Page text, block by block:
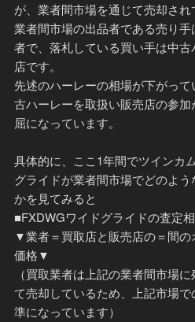
が、業者間市場を通じて売却され
業者間市場の出品者である売り
者で、落札している買い手は中
店です。
先述のハーレーの相場が下がっ
古ハーレーを取扱い販売店の参
屈になっています。
具体的に、ここ1年間でツインカ
グライドが業者間市場でどのよ
かを見てみると
■FXDWGワイドグライドの査定
▼業者＝買取店と販売店の＝間
価格▼
（買取業者は上記の業者間市場
て売却しているため、上記市場
準になっています）